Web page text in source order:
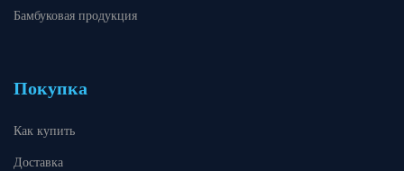
Бамбуковая продукция
Покупка
Как купить
Доставка